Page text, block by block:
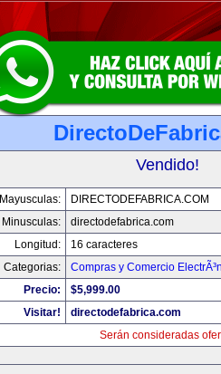
Vendido!
Mayusculas:
DIRECTODEFABRICA.COM
Minusculas:
directodefabrica.com
Longitud:
16 caracteres
Categorias:
Compras y Comercio
Precio:
$5,999.00
Visitar!
directodefabrica.com
Serán consideradas